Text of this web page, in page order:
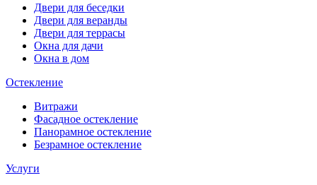
Двери для беседки
Двери для веранды
Двери для террасы
Окна для дачи
Окна в дом
Остекление
Витражи
Фасадное остекление
Панорамное остекление
Безрамное остекление
Услуги